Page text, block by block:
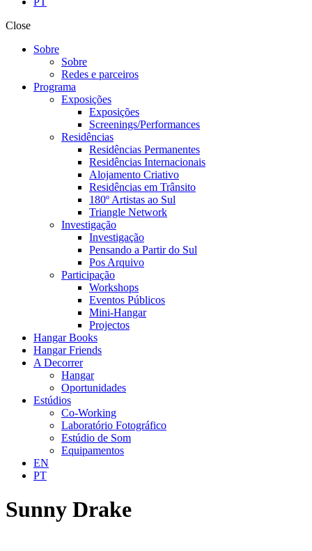
Close
Sobre
Sobre
Redes e parceiros
Programa
Exposições
Exposições
Screenings/Performances
Residências
Residências Permanentes
Residências Internacionais
Alojamento Criativo
Residências em Trânsito
180º Artistas ao Sul
Triangle Network
Investigação
Investigação
Pensando a Partir do Sul
Pos Arquivo
Participação
Workshops
Eventos Públicos
Mini-Hangar
Projectos
Hangar Books
Hangar Friends
A Decorrer
Hangar
Oportunidades
Estúdios
Co-Working
Laboratório Fotográfico
Estúdio de Som
Equipamentos
EN
PT
Sunny Drake